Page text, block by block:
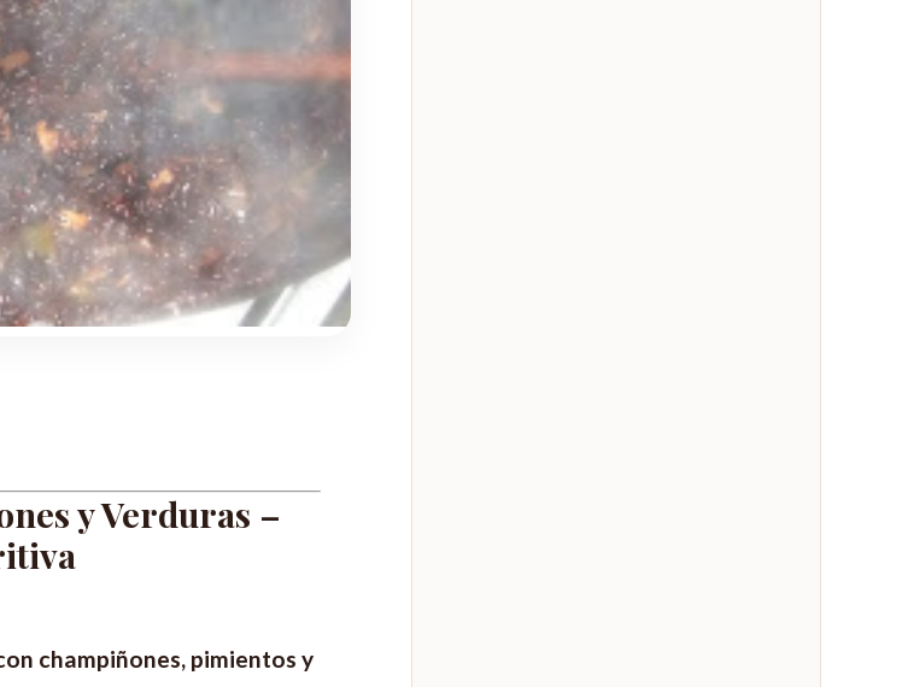
y Verduras –
champiñones, pimientos y